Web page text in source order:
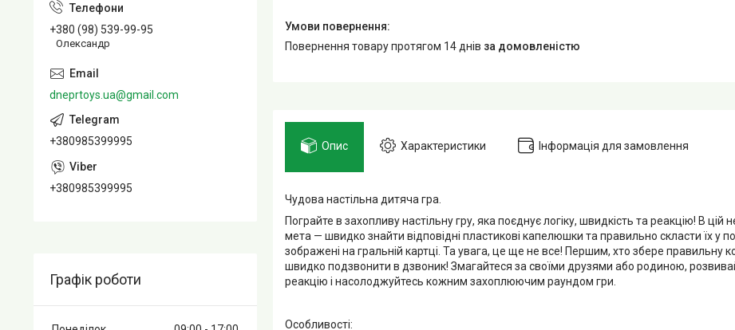
повернення товару протягом 14 днів за домовленістю
Опис Характеристики Інформація для замовлення
Чудова настільна дитяча гра.
Пограйте в захопливу настільну гру, яка поєднує логіку, швидкість та реакцію! В цій
мета — швидко знайти відповідні пластикові капелюшки та правильно скласти їх у
зображені на гральній картці. Та увага, це ще не все! Першим, хто збере правильну
швидко подзвонити в дзвоник! Змагайтеся за своїми друзями або родиною,
реакцію і насолоджуйтесь кожним захоплюючим раундом гри.
Особливості:
+380 (98) 539-99-95
Олександр
dneprtoys.ua@gmail.com
+380985399995
+380985399995
Графік роботи